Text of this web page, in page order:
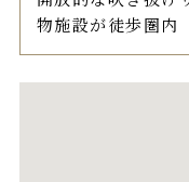
物施設が徒歩圏内